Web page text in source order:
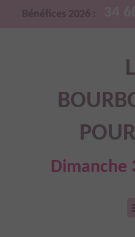
Bénéfices 2026 :
Dimanche